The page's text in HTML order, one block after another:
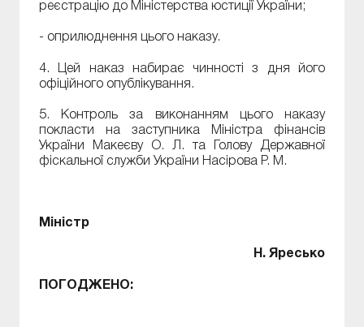
реєстрацію до Міністерства юстиції України;
- оприлюднення цього наказу.
4. Цей наказ набирає чинності з дня його
офіційного опублікування.
5. Контроль за виконанням цього наказу
покласти на заступника Міністра фінансів
України Макеєву О. Л. та Голову Державної
фіскальної служби України Насірова Р. М.
Міністр
Н. Яресько
ПОГОДЖЕНО: